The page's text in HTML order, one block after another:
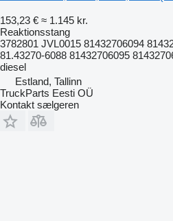
153,23 € ≈ 1.145 kr.
Reaktionsstang
3782801 JVL0015 81432706094
81.43270-6088 81432706095
diesel
Estland, Tallinn
TruckParts Eesti OÜ
Kontakt sælgeren